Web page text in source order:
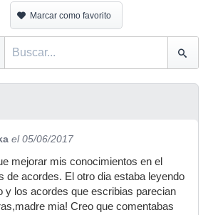
Marcar como favorito
el 05/06/2017
mejorar mis conocimientos en el
de acordes. El otro dia estaba leyendo
y los acordes que escribias parecian
mia! Creo que comentabas